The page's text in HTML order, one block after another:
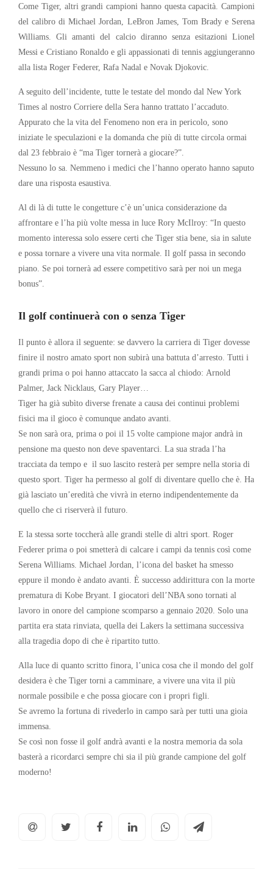
Come Tiger, altri grandi campioni hanno questa capacità. Campioni
del calibro di Michael Jordan, LeBron James, Tom Brady e Serena
Williams. Gli amanti del calcio diranno senza esitazioni Lionel
Messi e Cristiano Ronaldo e gli appassionati di tennis aggiungeranno
alla lista Roger Federer, Rafa Nadal e Novak Djokovic.
A seguito dell’incidente, tutte le testate del mondo dal New York
Times al nostro Corriere della Sera hanno trattato l’accaduto.
Appurato che la vita del Fenomeno non era in pericolo, sono
iniziate le speculazioni e la domanda che più di tutte circola ormai
dal 23 febbraio è “ma Tiger tornerà a giocare?”.
Nessuno lo sa. Nemmeno i medici che l’hanno operato hanno saputo
dare una risposta esaustiva.
Al di là di tutte le congetture c’è un’unica considerazione da
affrontare e l’ha più volte messa in luce Rory McIlroy: “In questo
momento interessa solo essere certi che Tiger stia bene, sia in salute
e possa tornare a vivere una vita normale. Il golf passa in secondo
piano. Se poi tornerà ad essere competitivo sarà per noi un mega
bonus”.
Il golf continuerà con o senza Tiger
Il punto è allora il seguente: se davvero la carriera di Tiger dovesse
finire il nostro amato sport non subirà una battuta d’arresto. Tutti i
grandi prima o poi hanno attaccato la sacca al chiodo: Arnold
Palmer, Jack Nicklaus, Gary Player…
Tiger ha già subìto diverse frenate a causa dei continui problemi
fisici ma il gioco è comunque andato avanti.
Se non sarà ora, prima o poi il 15 volte campione major andrà in
pensione ma questo non deve spaventarci. La sua strada l’ha
tracciata da tempo e il suo lascito resterà per sempre nella storia di
questo sport. Tiger ha permesso al golf di diventare quello che è. Ha
già lasciato un’eredità che vivrà in eterno indipendentemente da
quello che ci riserverà il futuro.
E la stessa sorte toccherà alle grandi stelle di altri sport. Roger
Federer prima o poi smetterà di calcare i campi da tennis così come
Serena Williams. Michael Jordan, l’icona del basket ha smesso
eppure il mondo è andato avanti. È successo addirittura con la morte
prematura di Kobe Bryant. I giocatori dell’NBA sono tornati al
lavoro in onore del campione scomparso a gennaio 2020. Solo una
partita era stata rinviata, quella dei Lakers la settimana successiva
alla tragedia dopo di che è ripartito tutto.
Alla luce di quanto scritto finora, l’unica cosa che il mondo del golf
desidera è che Tiger torni a camminare, a vivere una vita il più
normale possibile e che possa giocare con i propri figli.
Se avremo la fortuna di rivederlo in campo sarà per tutti una gioia
immensa.
Se così non fosse il golf andrà avanti e la nostra memoria da sola
basterà a ricordarci sempre chi sia il più grande campione del golf
moderno!